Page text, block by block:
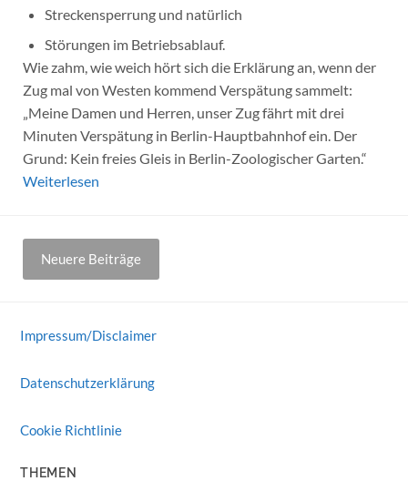
Streckensperrung und natürlich
Störungen im Betriebsablauf.
Wie zahm, wie weich hört sich die Erklärung an, wenn der
Zug mal von Westen kommend Verspätung sammelt:
„Meine Damen und Herren, unser Zug fährt mit drei
Minuten Verspätung in Berlin-Hauptbahnhof ein. Der
Grund: Kein freies Gleis in Berlin-Zoologischer Garten.“
Weiterlesen
Neuere Beiträge
Impressum/Disclaimer
Datenschutzerklärung
Cookie Richtlinie
THEMEN